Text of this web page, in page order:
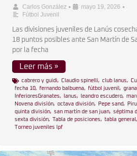
Carlos González • mayo 19, 2026 •
Fútbol Juvenil
Las divisiones juveniles de Lanús
18 puntos posibles ante San Martín de
por la fecha
Leer más »
cabrero y guidi, Claudio spinelli, club lanus,
fecha 10, fernando balbuena, fútbol juvenil ,
InferioresGranates, lanus, leandro escudero,
Novena división, octava división, Pepe sand,
quinta división, san martín de san juan, séptima
sexta división, Tabla de posiciones, tabla general ,
Torneo juveniles lpf